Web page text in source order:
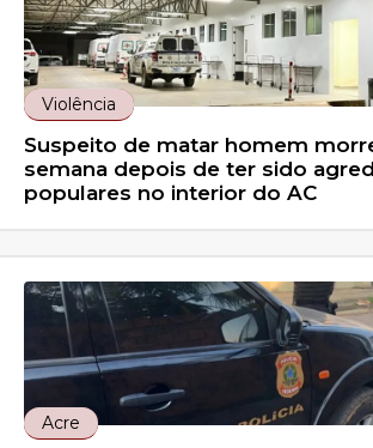
Violência
Suspeito de matar homem
semana depois de ter sido
populares no interior do AC
Acre